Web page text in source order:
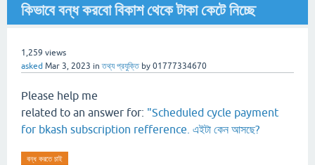
কিভাবে বন্ধ করবো বিকাশ থেকে টাকা কেটে নিচ্ছে
1,259 views
asked Mar 3, 2023 inতথ্য প্রযুক্তি by 01777334670
Please help me
related to an answer for: "Scheduled cycle payment
for bkash subscription refference. এইটা কেন আসছে?
বন্ধ করতে চাই